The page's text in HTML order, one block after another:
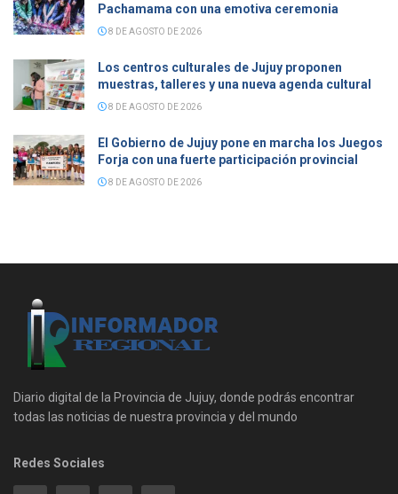
Pachamama con una emotiva ceremonia
8 DE AGOSTO DE 2026
Los centros culturales de Jujuy proponen
muestras, talleres y una nueva agenda cultural
8 DE AGOSTO DE 2026
El Gobierno de Jujuy pone en marcha los Juegos
Forja con una fuerte participación provincial
8 DE AGOSTO DE 2026
Diario digital de la Provincia de Jujuy, donde podrás encontrar
todas las noticias de nuestra provincia y del mundo
Redes Sociales